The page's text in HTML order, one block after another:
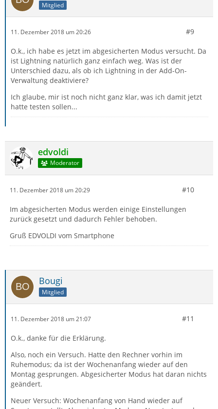
Mitglied
11. Dezember 2018 um 20:26 #9
O.k., ich habe es jetzt im abgesicherten Modus versucht. Da
ist Lightning natürlich ganz einfach weg. Was ist der
Unterschied dazu, als ob ich Lightning in der Add-On-
Verwaltung deaktiviere?
Ich glaube, mir ist noch nicht ganz klar, was ich damit jetzt
hatte testen sollen...
edvoldi
Moderator
11. Dezember 2018 um 20:29 #10
Im abgesicherten Modus werden einige Einstellungen
zurück gesetzt und dadurch Fehler behoben.
Gruß EDVOLDI vom Smartphone
Bougi
Mitglied
11. Dezember 2018 um 21:07 #11
O.k., danke für die Erklärung.
Also, noch ein Versuch. Hatte den Rechner vorhin im
Ruhemodus; da ist der Wochenanfang wieder auf den
Montag gesprungen. Abgesicherter Modus hat daran nichts
geändert.
Neuer Versuch: Wochenanfang von Hand wieder auf